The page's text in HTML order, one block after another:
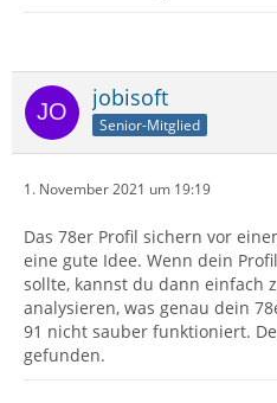
jobisoft
Senior-Mitglied
1. November 2021 um 19:19
Das 78er Profil sichern vor
eine gute Idee. Wenn dein
sollte, kannst du dann einfach
analysieren, was genau dein
91 nicht sauber funktioniert.
gefunden.